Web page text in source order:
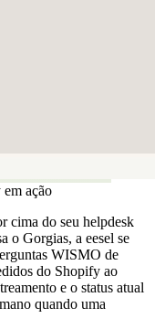
ação
cima do seu helpdesk
o Gorgias, a eesel se
WISMO de
do Shopify ao
e o status atual
quando uma